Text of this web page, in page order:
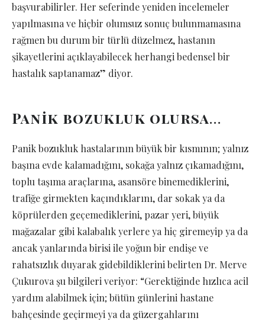
başvurabilirler. Her seferinde yeniden incelemeler
yapılmasına ve hiçbir olumsuz sonuç bulunmamasına
rağmen bu durum bir türlü düzelmez, hastanın
şikayetlerini açıklayabilecek herhangi bedensel bir
hastalık saptanamaz” diyor.
Panik bozukluk olursa…
Panik bozukluk hastalarının büyük bir kısmının; yalnız
başına evde kalamadığını, sokağa yalnız çıkamadığını,
toplu taşıma araçlarına, asansöre binemediklerini,
trafiğe girmekten kaçındıklarını, dar sokak ya da
köprülerden geçemediklerini, pazar yeri, büyük
mağazalar gibi kalabalık yerlere ya hiç giremeyip ya da
ancak yanlarında birisi ile yoğun bir endişe ve
rahatsızlık duyarak gidebildiklerini belirten Dr. Merve
Çukurova şu bilgileri veriyor: “Gerektiğinde hızlıca acil
yardım alabilmek için; bütün günlerini hastane
bahçesinde geçirmeyi ya da güzergahlarını